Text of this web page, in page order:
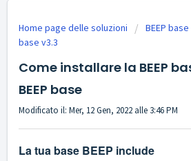
Home page delle soluzioni BEEP base
base v3.3
Come installare la BEEP
BEEP base
Modificato il: Mer, 12 Gen, 2022 alle 3:46 PM
La tua base BEEP include